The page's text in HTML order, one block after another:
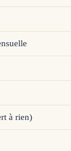
à rien)